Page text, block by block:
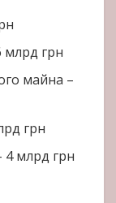
млрд грн
майна –
грн
4 млрд грн